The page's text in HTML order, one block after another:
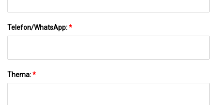
Telefon/WhatsApp:*
Thema:*